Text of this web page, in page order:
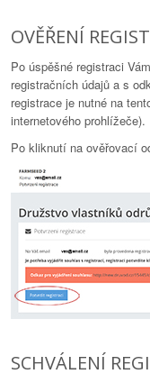
OVĚŘENÍ
Po úspěšné registraci
registračních údajů a s
registrace je nutné na
internetového prohlížeče).
Po kliknutí na ověřovací
SCHVÁLENÍ